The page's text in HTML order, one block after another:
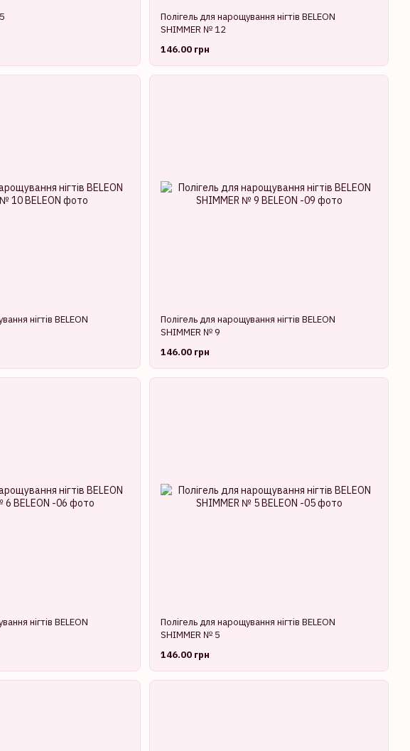
Полігель для нарощування нігтів BELEON
SHIMMER № 12
146.00 грн
нігтів BELEON
Полігель для нарощування нігтів BELEON
SHIMMER № 9
146.00 грн
нігтів BELEON
Полігель для нарощування нігтів BELEON
SHIMMER № 5
146.00 грн